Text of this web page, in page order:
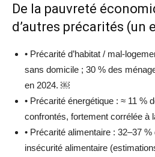
De la pauvreté
d’autres précarités (un
• Précarité d’habitat / mal-
sans domicile ; 30 % des
en 2024. ￼
• Précarité énergétique : ≈ 11 %
confrontés, fortement corrélée
• Précarité alimentaire : 32–37
insécurité alimentaire